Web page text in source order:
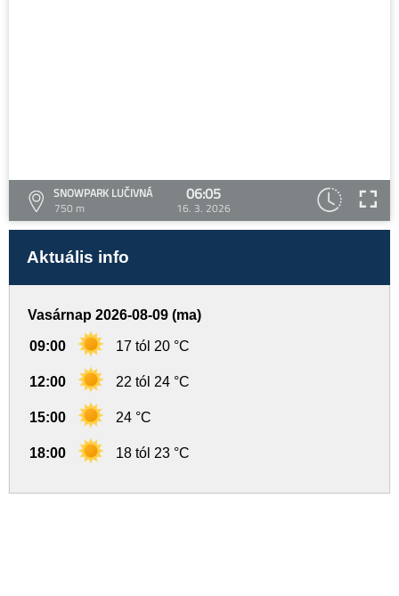
SNOWPARK LUČIVNÁ
750 m
06:05
16. 3. 2026
Aktuális info
Vasárnap 2026-08-09 (ma)
09:00 17 tól 20 °C
12:00 22 tól 24 °C
15:00 24 °C
18:00 18 tól 23 °C